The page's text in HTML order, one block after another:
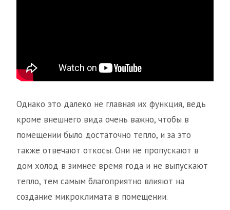
Однако это далеко не главная их функция, ведь
кроме внешнего вида очень важно, чтобы в
помещении было достаточно тепло, и за это
также отвечают откосы. Они не пропускают в
дом холод в зимнее время года и не выпускают
тепло, тем самым благоприятно влияют на
создание микроклимата в помещении.